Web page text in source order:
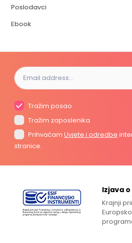
Poslodavci
Ebook
Tražim posao
Tražim zaposlenika
Prihvaćam Uvjete i odredbe
stranice.
Izjava
Krajnji